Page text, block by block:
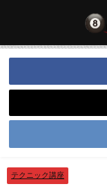
テクニック講座